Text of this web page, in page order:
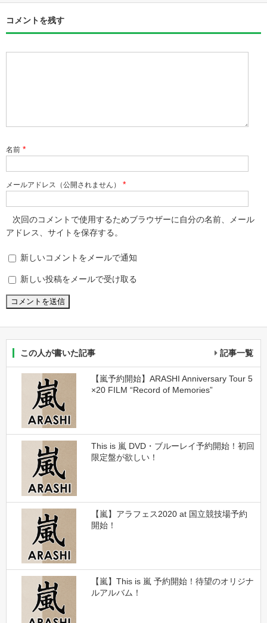
コメントを残す
名前 *
メールアドレス（公開されません） *
次回のコメントで使用するためブラウザーに自分の名前、メール
アドレス、サイトを保存する。
新しいコメントをメールで通知
新しい投稿をメールで受け取る
この人が書いた記事 記事一覧
【嵐予約開始】ARASHI Anniversary Tour 5
×20 FILM “Record of Memories”
This is 嵐 DVD・ブルーレイ予約開始！初回
限定盤が欲しい！
【嵐】アラフェス2020 at 国立競技場予約
開始！
【嵐】This is 嵐 予約開始！待望のオリジナ
ルアルバム！